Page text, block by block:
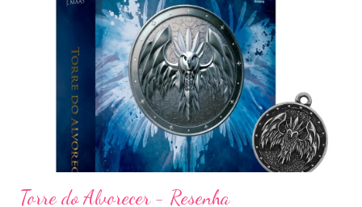
Torre do Alvorecer - Resenha